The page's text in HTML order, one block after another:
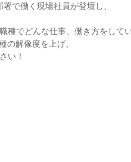
で働く現場社員が登壇し、
でどんな仕事、働き方をしてい
の解像度を上げ、
い！